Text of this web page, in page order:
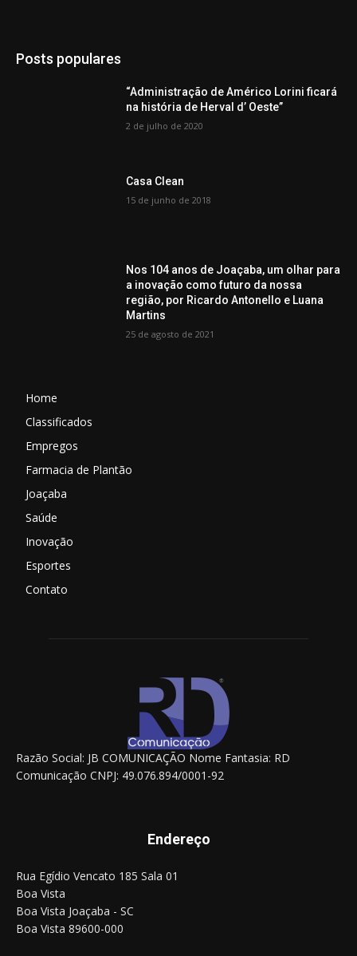
Posts populares
“Administração de Américo Lorini ficará
na história de Herval d’ Oeste”
2 de julho de 2020
Casa Clean
15 de junho de 2018
Nos 104 anos de Joaçaba, um olhar para
a inovação como futuro da nossa
região, por Ricardo Antonello e Luana
Martins
25 de agosto de 2021
Home
Classificados
Empregos
Farmacia de Plantão
Joaçaba
Saúde
Inovação
Esportes
Contato
Razão Social: JB COMUNICAÇÃO Nome Fantasia: RD
Comunicação CNPJ: 49.076.894/0001-92
Endereço
Rua Egídio Vencato 185 Sala 01
Boa Vista
Boa Vista Joaçaba - SC
Boa Vista 89600-000